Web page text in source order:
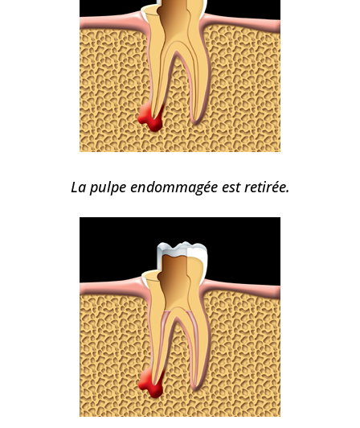
La pulpe endommagée est retirée.